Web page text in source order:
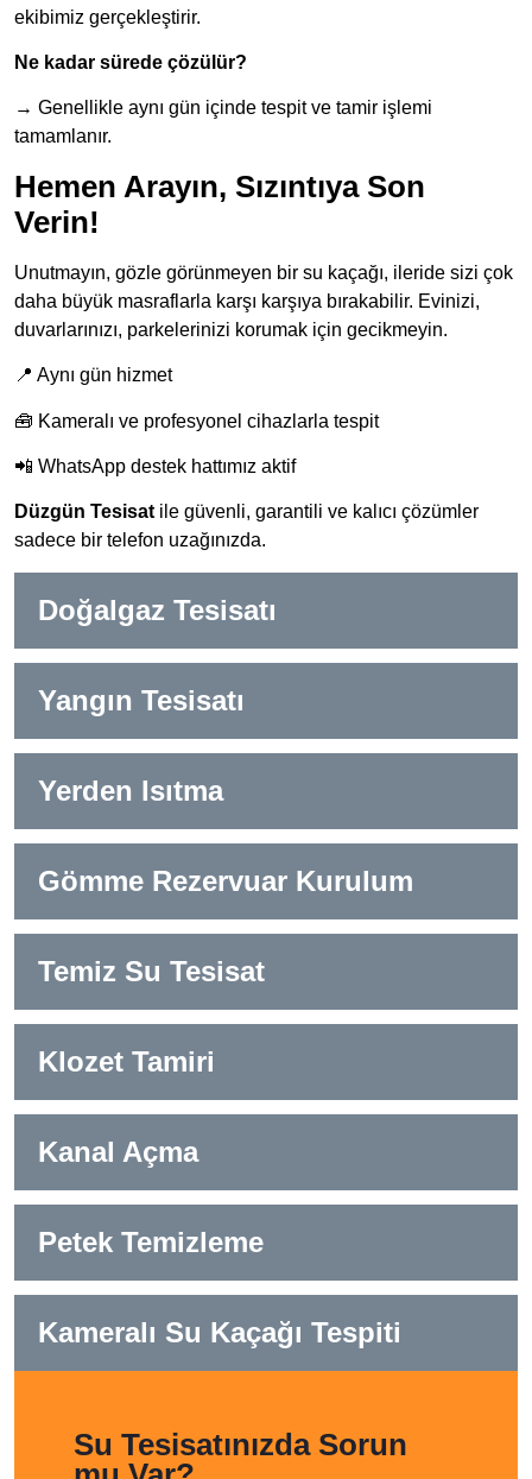
Doğalgaz Tesisatı
Yangın Tesisatı
Yerden Isıtma
Gömme Rezervuar Kurulum
Temiz Su Tesisat
Klozet Tamiri
Kanal Açma
Petek Temizleme
Kameralı Su Kaçağı Tespiti
Su Tesisatınızda Sorun
ekibimiz gerçekleştirir.
Ne kadar sürede çözülür?
→ Genellikle aynı gün içinde tespit ve tamir işlemi
tamamlanır.
Hemen Arayın, Sızıntıya Son
Verin!
Unutmayın, gözle görünmeyen bir su kaçağı, ileride sizi çok
daha büyük masraflarla karşı karşıya bırakabilir. Evinizi,
duvarlarınızı, parkelerinizi korumak için gecikmeyin.
📍 Aynı gün hizmet
🧰 Kameralı ve profesyonel cihazlarla tespit
📲 WhatsApp destek hattımız aktif
Düzgün Tesisat ile güvenli, garantili ve kalıcı çözümler
sadece bir telefon uzağınızda.